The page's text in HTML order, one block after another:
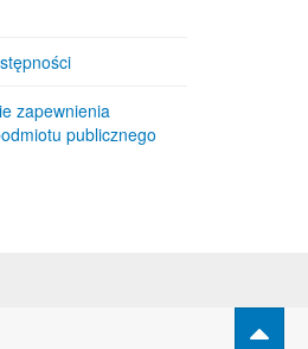
zapewnienia
publicznego